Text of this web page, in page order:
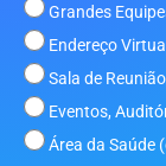
Grandes
Endereço
Sala de Reunião
Eventos,
Área da Saúde